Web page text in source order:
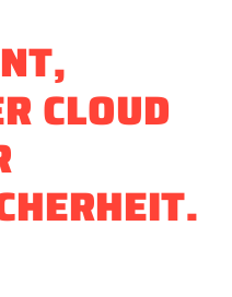
CLOUD